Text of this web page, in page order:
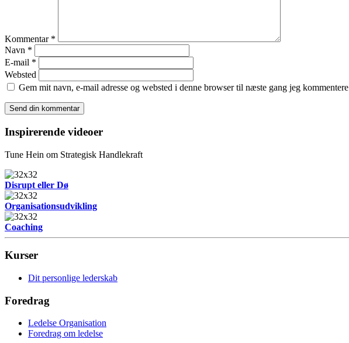
Kommentar *
Navn *
E-mail *
Websted
Gem mit navn, e-mail adresse og websted i denne browser til næste gang jeg kommentere
Inspirerende videoer
Tune Hein om Strategisk Handlekraft
Disrupt eller Dø
Organisationsudvikling
Coaching
Kurser
Dit personlige lederskab
Foredrag
Ledelse Organisation
Foredrag om ledelse